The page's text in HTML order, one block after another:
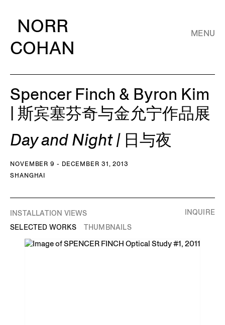
NORR
COHAN
MENU
Spencer Finch & Byron Kim
| 斯宾塞芬奇与金允宁作品展
Day and Night | 日与夜
NOVEMBER 9 - DECEMBER 31, 2013
SHANGHAI
INSTALLATION VIEWS
SELECTED WORKS
THUMBNAILS
INQUIRE